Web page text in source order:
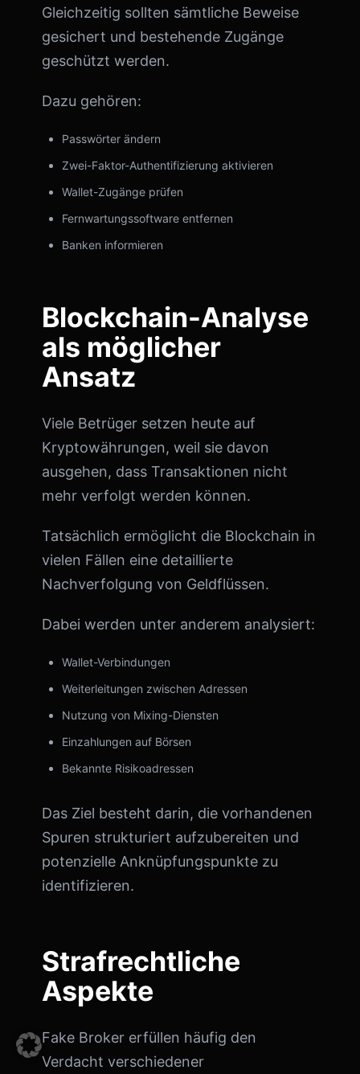
Gleichzeitig sollten sämtliche Beweise
gesichert und bestehende Zugänge
geschützt werden.
Dazu gehören:
Passwörter ändern
Zwei-Faktor-Authentifizierung aktivieren
Wallet-Zugänge prüfen
Fernwartungssoftware entfernen
Banken informieren
Blockchain-Analyse
als möglicher
Ansatz
Viele Betrüger setzen heute auf
Kryptowährungen, weil sie davon
ausgehen, dass Transaktionen nicht
mehr verfolgt werden können.
Tatsächlich ermöglicht die Blockchain in
vielen Fällen eine detaillierte
Nachverfolgung von Geldflüssen.
Dabei werden unter anderem analysiert:
Wallet-Verbindungen
Weiterleitungen zwischen Adressen
Nutzung von Mixing-Diensten
Einzahlungen auf Börsen
Bekannte Risikoadressen
Das Ziel besteht darin, die vorhandenen
Spuren strukturiert aufzubereiten und
potenzielle Anknüpfungspunkte zu
identifizieren.
Strafrechtliche
Aspekte
Fake Broker erfüllen häufig den
Verdacht verschiedener